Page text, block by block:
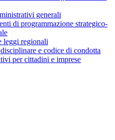
generali
di programmazione strategico-
leggi regionali
e codice di condotta
per cittadini e imprese